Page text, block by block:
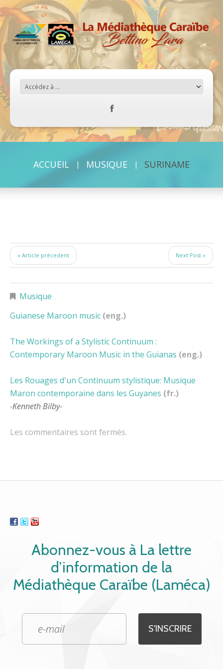
ACCUEIL MUSIQUE SURINAME
« Article précedent Next Post »
Musique
Guianese Maroon music (eng.)
The Workings of a Stylistic Continuum :
Contemporary Maroon Music in the Guianas (eng.)
Les Rouages d'un Continuum stylistique: Musique
Maron contemporaine dans les Guyanes (fr.)
-Kenneth Bilby-
Les commentaires sont fermés.
Abonnez-vous à La lettre
d’information de la
Médiathèque Caraïbe (Laméca)